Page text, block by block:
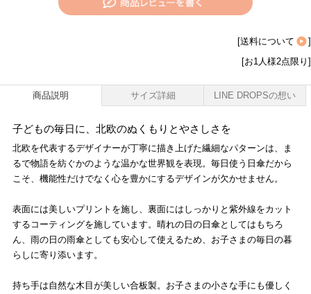
[送料について
]
[お1人様2点限り]
商品説明 サイズ詳細 LINE DROPSの想い
子どもの毎日に、北欧のぬくもりとやさしさを
北欧を代表するデザイナーが丁寧に描き上げた繊細なパターンは、ま
るで物語を紡ぐかのような温かな世界観を表現。毎日使う日傘だから
こそ、機能性だけでなく心を豊かにするデザインが欠かせません。
表面には美しいプリントを施し、裏面にはしっかりと紫外線をカット
するコーティングを施しています。晴れの日の日傘としてはもちろ
ん、雨の日の雨傘としても安心して使えるため、お子さまの毎日の暮
らしに寄り添います。
持ち手は自然な木目が美しい合板製。お子さまの小さな手にも優しく